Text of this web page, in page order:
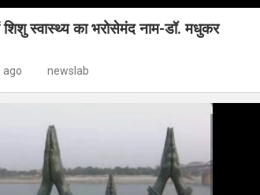
शिशु स्वास्थ्य का भरोसेमंद नाम-डॉ. मधुकर
ago newslab